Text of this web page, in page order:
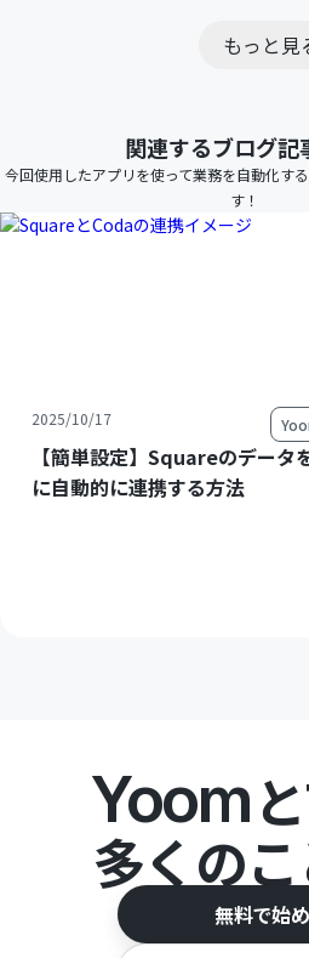
もっと見
関連するブログ記
今回使用したアプリを使って業務を自動化す
す！
2025/10/17
【簡単設定】Squareのデータ
に自動的に連携する方法
Yoomと
多くのこ
無料で始